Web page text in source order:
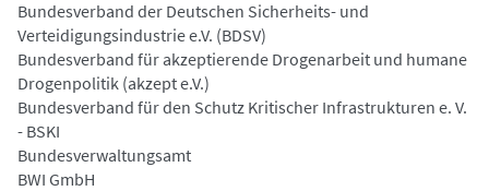
Bundesverband der Deutschen Sicherheits- und
Verteidigungsindustrie e.V. (BDSV)
Bundesverband für akzeptierende Drogenarbeit und humane
Drogenpolitik (akzept e.V.)
Bundesverband für den Schutz Kritischer Infrastrukturen e. V.
- BSKI
Bundesverwaltungsamt
BWI GmbH